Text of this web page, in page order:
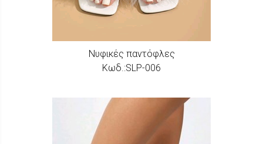
Νυφικές παντόφλες
Κωδ.:SLP-006